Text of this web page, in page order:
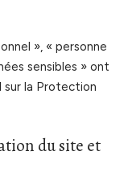
», « personne
sensibles » ont
sur la Protection
du site et